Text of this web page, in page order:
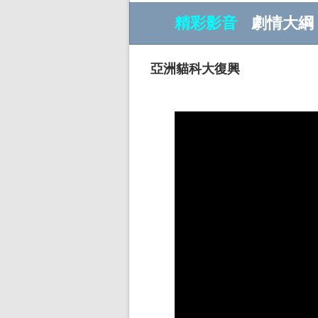
精彩影音 劇情大綱
亞洲貓科大復興